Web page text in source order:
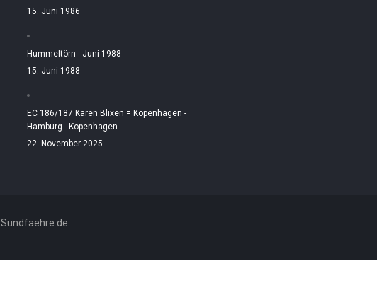
15. Juni 1986
Hummeltörn - Juni 1988
15. Juni 1988
EC 186/187 Karen Blixen = Kopenhagen -
Hamburg - Kopenhagen
22. November 2025
Sundfaehre.de